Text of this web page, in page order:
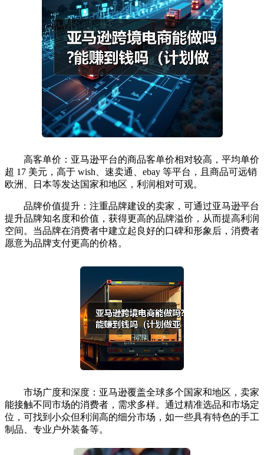
高客单价：亚马逊平台的商品客单价相对较高，平均单价
超 17 美元，高于 wish、速卖通、ebay 等平台，且商品可远销
欧洲、日本等发达国家和地区，利润相对可观。
品牌价值提升：注重品牌建设的卖家，可通过亚马逊平台
提升品牌知名度和价值，获得更高的品牌溢价，从而提高利润
空间。当品牌在消费者中建立起良好的口碑和形象后，消费者
愿意为品牌支付更高的价格。
市场广度和深度：亚马逊覆盖全球多个国家和地区，卖家
能接触不同市场的消费者，需求多样。通过精准选品和市场定
位，可找到小众但利润高的细分市场，如一些具有特色的手工
制品、专业户外装备等。